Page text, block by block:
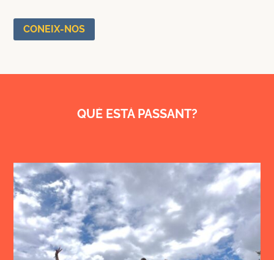
CONEIX-NOS
QUÈ ESTÀ PASSANT?